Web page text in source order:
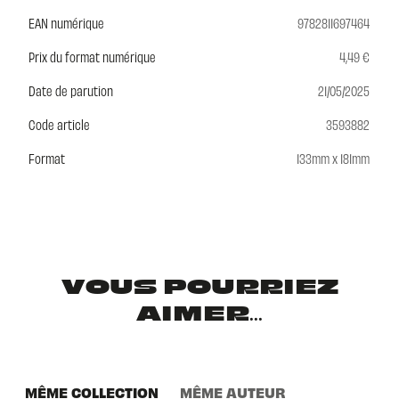
EAN numérique
9782811697464
Prix du format numérique
4,49 €
Date de parution
21/05/2025
Code article
3593882
Format
133mm x 181mm
VOUS POURRIEZ
AIMER...
MÊME COLLECTION MÊME AUTEUR